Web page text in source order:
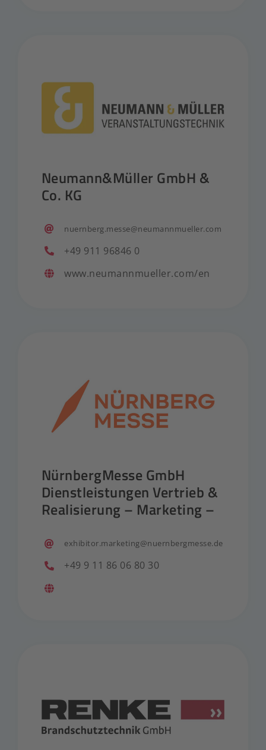
Neumann&Müller GmbH &
Co. KG
nuernberg.messe@neumannmueller.com
+49 911 96846 0
www.neumannmueller.com/en
NürnbergMesse GmbH
Dienstleistungen Vertrieb &
Realisierung – Marketing –
exhibitor.marketing@nuernbergmesse.de
+49 9 11 86 06 80 30